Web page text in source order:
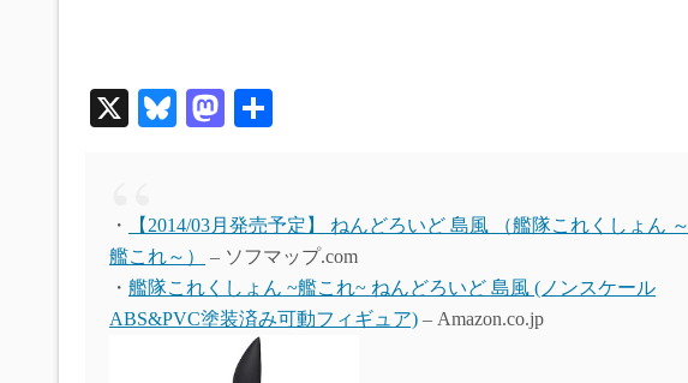
X
Bl
y
M
do
n
・
【2014/03月発売予定】 ねんどろいど 島風 （艦隊これくしょん ～
艦これ～）
– ソフマップ.com
・ 艦隊これくしょん ~艦これ~ ねんどろいど 島風 (ノンスケール
ABS&PVC塗装済み可動フィギュア) – Amazon.co.jp